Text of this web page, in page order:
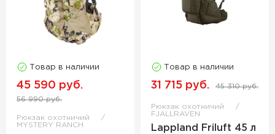
Товар в наличии
45 590 руб.
56 990 руб.
Рюкзак охотничий
MYSTERY RANCH
Товар в наличии
31 715 руб. 45 310 руб.
Рюкзак охотничий
FJALLRAVEN
Lappland Friluft 45 л